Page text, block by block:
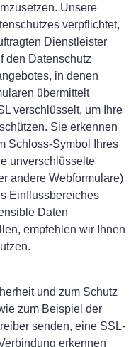
Unsere
verpflichtet,
Dienstleister
den Datenschutz
in denen
übermittelt
verschlüsselt, um Ihre
Sie erkennen
Schloss-Symbol Ihres
unverschlüsselte
andere Webformulare)
Einflussbereiches
Daten
empfehlen wir Ihnen
und zum Schutz
zum Beispiel der
senden, eine SSL-
erkennen